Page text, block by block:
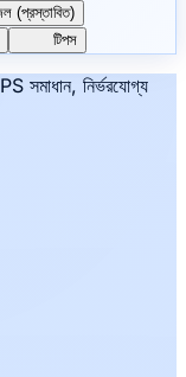
(প্রস্তাবিত)
টিপস
সমাধান, নির্ভরযোগ্য